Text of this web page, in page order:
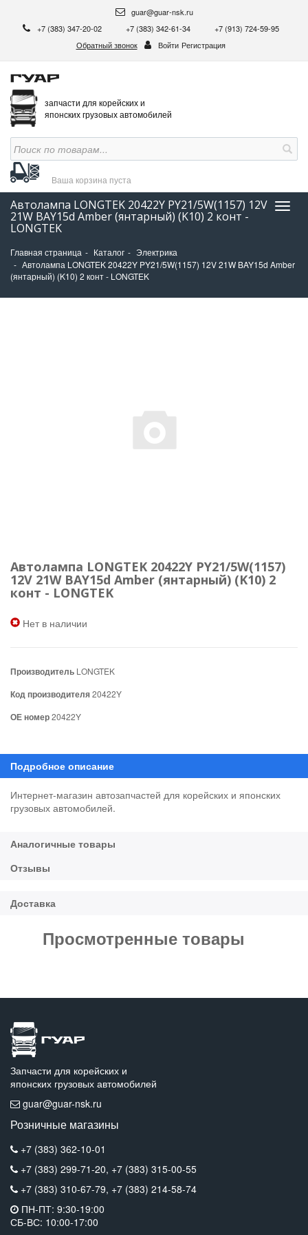
guar@guar-nsk.ru
+7 (383) 347-20-02
+7 (383) 342-61-34
+7 (913) 724-59-95
Обратный звонок
Войти Регистрация
запчасти для корейских и
японских грузовых автомобилей
Ваша корзина пуста
Автолампа LONGTEK 20422Y PY21/5W(1157) 12V
21W BAY15d Amber (янтарный) (K10) 2 конт -
LONGTEK
Главная страница Каталог
Электрика
Автолампа LONGTEK 20422Y PY21/5W(1157) 12V 21W BAY15d Amber
(янтарный) (K10) 2 конт - LONGTEK
Автолампа LONGTEK 20422Y PY21/5W(1157)
12V 21W BAY15d Amber (янтарный) (K10) 2
конт - LONGTEK
Нет в наличии
Производитель LONGTEK
Код производителя20422Y
ОЕ номер20422Y
Интернет-магазин автозапчастей для корейских и японских
грузовых автомобилей.
Просмотренные товары
Запчасти для корейских и
японских грузовых автомобилей
guar@guar-nsk.ru
Розничные магазины
+7 (383) 362-10-01
+7 (383) 299-71-20, +7 (383) 315-00-55
+7 (383) 310-67-79, +7 (383) 214-58-74
ПН-ПТ: 9:30-19:00
СБ-ВС: 10:00-17:00